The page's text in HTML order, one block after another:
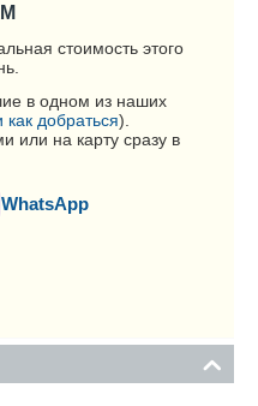
стоимость этого
в одном из наших
добраться).
или на карту сразу в
WhatsApp